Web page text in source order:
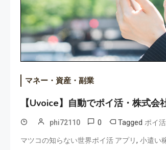
マネー・資産・副業
【Uvoice】自動でポイ活・株式
phi72110 0 Tagged ポイ
マツコの知らない世界ポイ活 アプリ, 小遣い